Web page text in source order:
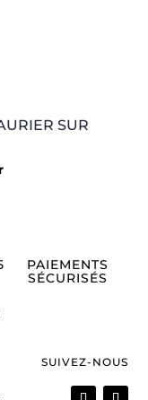
SUR
PAIEMENTS
SÉCURISÉS
SUIVEZ-NOUS